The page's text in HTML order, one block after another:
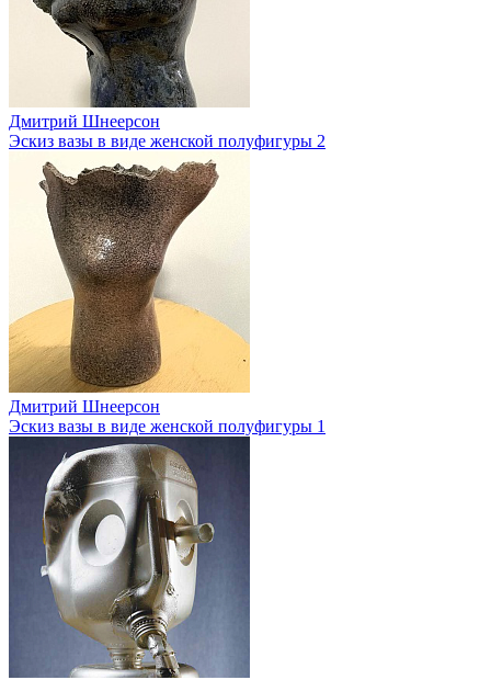
Дмитрий Шнеерсон
Эскиз вазы в виде женской полуфигуры 2
Дмитрий Шнеерсон
Эскиз вазы в виде женской полуфигуры 1